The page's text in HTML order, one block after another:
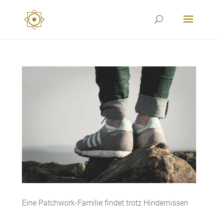
Eine Patchwork-Familie findet trotz Hindernissen